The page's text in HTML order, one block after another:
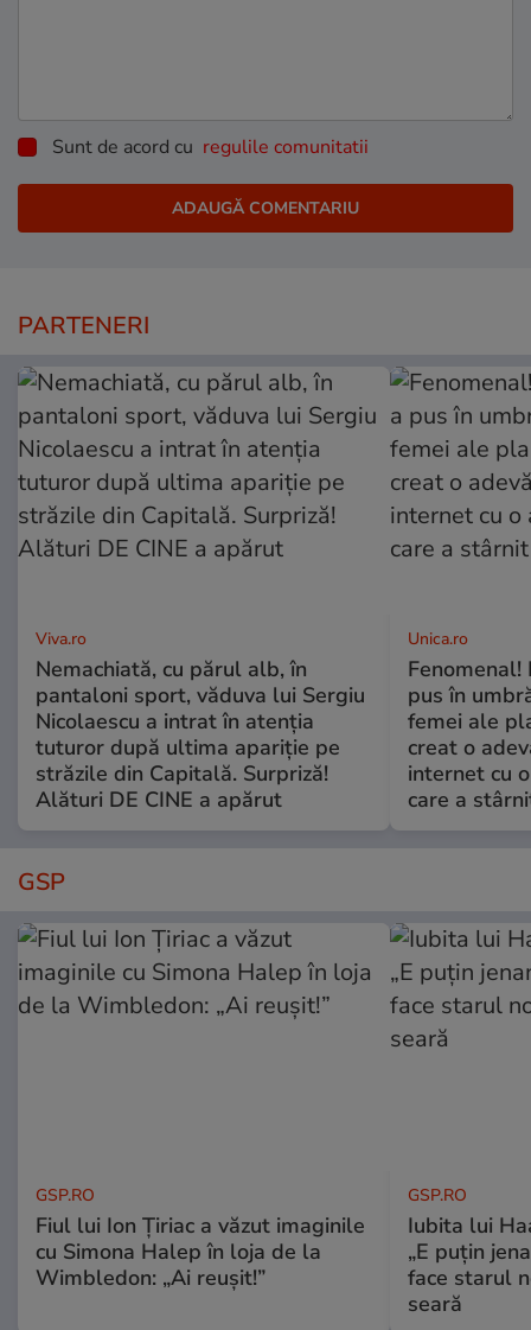
Sunt de acord cu regulile comunitatii
PARTENERI
Viva.ro
Nemachiată, cu părul alb, în
pantaloni sport, văduva lui Sergiu
Nicolaescu a intrat în atenția
tuturor după ultima apariție pe
străzile din Capitală. Surpriză!
Alături DE CINE a apărut
Unica.ro
pus în
femei ale
creat o
internet cu
care a
GSP
GSP.RO
Fiul lui Ion Țiriac a văzut imaginile
cu Simona Halep în loja de la
Wimbledon: „Ai reușit!”
GSP.RO
Iubita lui
„E puțin
face starul
seară